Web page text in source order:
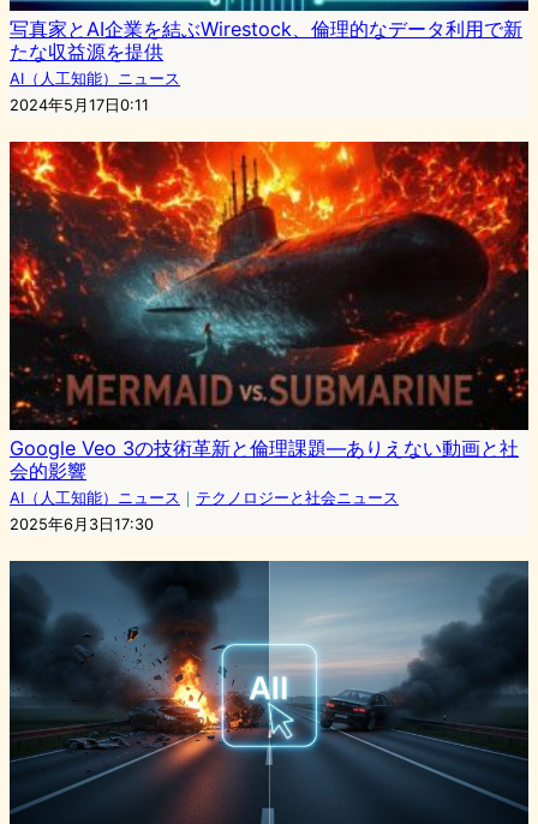
写真家とAI企業を結ぶWirestock、倫理的なデータ利用で新
たな収益源を提供
AI（人工知能）ニュース
2024年5月17日0:11
Google Veo 3の技術革新と倫理課題―ありえない動画と社
会的影響
AI（人工知能）ニュース ｜ テクノロジーと社会ニュース
2025年6月3日17:30